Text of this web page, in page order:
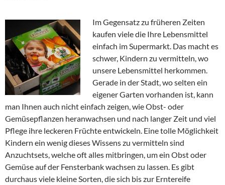
Im Gegensatz zu früheren Zeiten
kaufen viele die Ihre Lebensmittel
einfach im Supermarkt. Das macht es
schwer, Kindern zu vermitteln, wo
unsere Lebensmittel herkommen.
Gerade in der Stadt, wo selten ein
eigener Garten vorhanden ist, kann
man Ihnen auch nicht einfach zeigen, wie Obst- oder
Gemüsepflanzen heranwachsen und nach langer Zeit und viel
Pflege ihre leckeren Früchte entwickeln. Eine tolle Möglichkeit
Kindern ein wenig dieses Wissens zu vermitteln sind
Anzuchtsets, welche oft alles mitbringen, um ein Obst oder
Gemüse auf der Fensterbank wachsen zu lassen. Es gibt
durchaus viele kleine Sorten, die sich bis zur Erntereife